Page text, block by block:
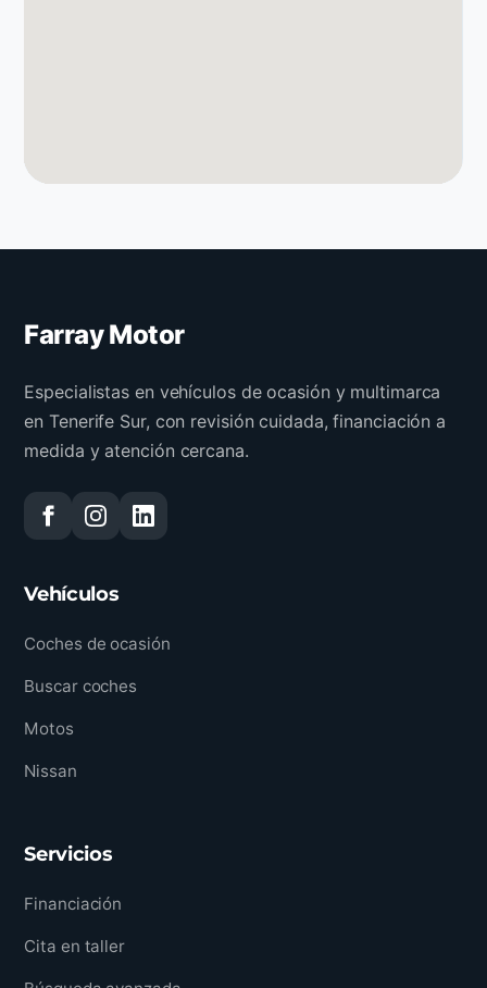
Farray Motor
Especialistas en vehículos de ocasión y multimarca
en Tenerife Sur, con revisión cuidada, financiación a
medida y atención cercana.
Vehículos
Coches de ocasión
Buscar coches
Motos
Nissan
Servicios
Financiación
Cita en taller